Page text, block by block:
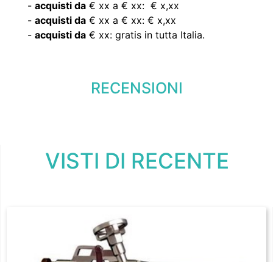
- acquisti da € xx a € xx: € x,xx
- acquisti da € xx a € xx: € x,xx
- acquisti da € xx: gratis in tutta Italia.
RECENSIONI
VISTI DI RECENTE